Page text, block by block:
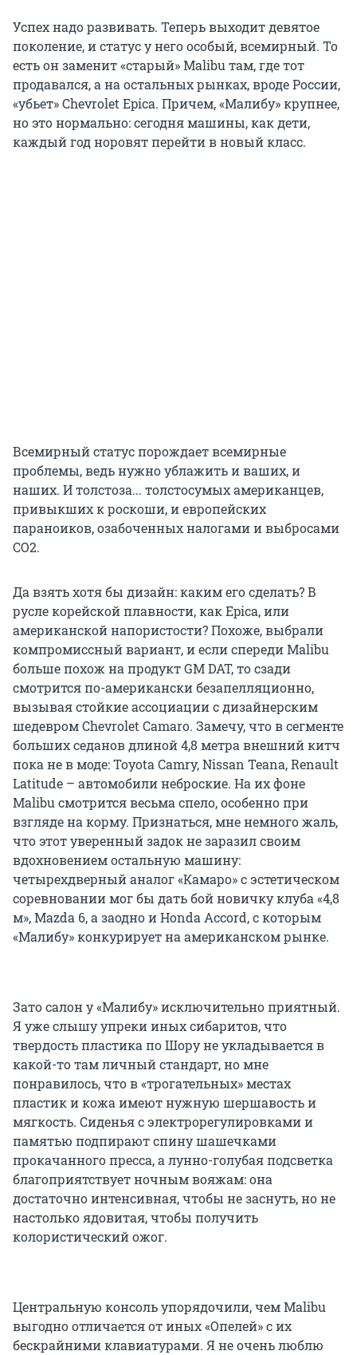
Успех надо развивать. Теперь выходит девятое
поколение, и статус у него особый, всемирный. То
есть он заменит «старый» Malibu там, где тот
продавался, а на остальных рынках, вроде России,
«убьет» Chevrolet Epica. Причем, «Малибу» крупнее,
но это нормально: сегодня машины, как дети,
каждый год норовят перейти в новый класс.
Всемирный статус порождает всемирные
проблемы, ведь нужно ублажить и ваших, и
наших. И толстоза... толстосумых американцев,
привыкших к роскоши, и европейских
параноиков, озабоченных налогами и выбросами
СО2.
Да взять хотя бы дизайн: каким его сделать? В
русле корейской плавности, как Epica, или
американской напористости? Похоже, выбрали
компромиссный вариант, и если спереди Malibu
больше похож на продукт GM DAT, то сзади
смотрится по-американски безапелляционно,
вызывая стойкие ассоциации с дизайнерским
шедевром Chevrolet Camaro. Замечу, что в сегменте
больших седанов длиной 4,8 метра внешний китч
пока не в моде: Toyota Camry, Nissan Teana, Renault
Latitude – автомобили неброские. На их фоне
Malibu смотрится весьма спело, особенно при
взгляде на корму. Признаться, мне немного жаль,
что этот уверенный задок не заразил своим
вдохновением остальную машину:
четырехдверный аналог «Камаро» с эстетическом
соревновании мог бы дать бой новичку клуба «4,8
м», Mazda 6, а заодно и Honda Accord, с которым
«Малибу» конкурирует на американском рынке.
Зато салон у «Малибу» исключительно приятный.
Я уже слышу упреки иных сибаритов, что
твердость пластика по Шору не укладывается в
какой-то там личный стандарт, но мне
понравилось, что в «трогательных» местах
пластик и кожа имеют нужную шершавость и
мягкость. Сиденья с электрорегулировками и
памятью подпирают спину шашечками
прокачанного пресса, а лунно-голубая подсветка
благоприятствует ночным вояжам: она
достаточно интенсивная, чтобы не заснуть, но не
настолько ядовитая, чтобы получить
колористический ожог.
Центральную консоль упорядочили, чем Malibu
выгодно отличается от иных «Опелей» с их
бескрайними клавиатурами. Я не очень люблю